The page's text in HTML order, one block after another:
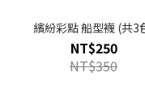
繽紛彩點 船型襪 (共3
NT$250
NT$350